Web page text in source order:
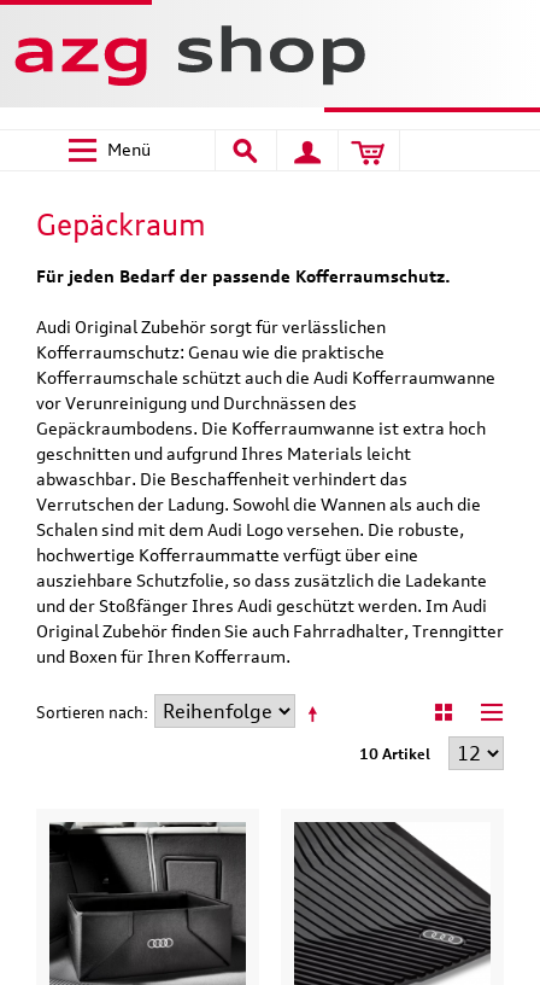
Menü
Gepäckraum
Für jeden Bedarf der passende Kofferraumschutz.
Audi Original Zubehör sorgt für verlässlichen
Kofferraumschutz: Genau wie die praktische
Kofferraumschale schützt auch die Audi Kofferraumwanne
vor Verunreinigung und Durchnässen des
Gepäckraumbodens. Die Kofferraumwanne ist extra hoch
geschnitten und aufgrund Ihres Materials leicht
abwaschbar. Die Beschaffenheit verhindert das
Verrutschen der Ladung. Sowohl die Wannen als auch die
Schalen sind mit dem Audi Logo versehen. Die robuste,
hochwertige Kofferraummatte verfügt über eine
ausziehbare Schutzfolie, so dass zusätzlich die Ladekante
und der Stoßfänger Ihres Audi geschützt werden. Im Audi
Original Zubehör finden Sie auch Fahrradhalter, Trenngitter
und Boxen für Ihren Kofferraum.
Sortieren nach
10 Artikel